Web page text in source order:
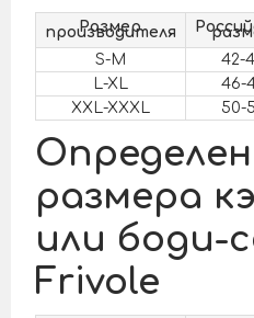
Размер
производителя
S-M
42-
L-XL
46-
XXL-XXXL
50-
размера
или боди-
Frivole